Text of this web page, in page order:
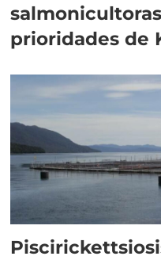
prioridades de